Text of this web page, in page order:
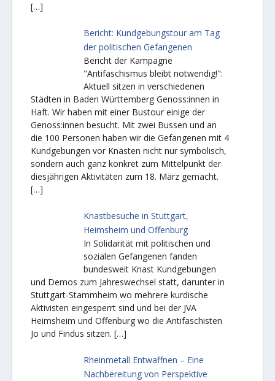
[…]
Bericht: Kundgebungstour am Tag
der politischen Gefangenen
Bericht der Kampagne
"Antifaschismus bleibt notwendig!":
Aktuell sitzen in verschiedenen
Städten in Baden Württemberg Genoss:innen in
Haft. Wir haben mit einer Bustour einige der
Genoss:innen besucht. Mit zwei Bussen und an
die 100 Personen haben wir die Gefangenen mit 4
Kundgebungen vor Knästen nicht nur symbolisch,
sondern auch ganz konkret zum Mittelpunkt der
diesjährigen Aktivitäten zum 18. März gemacht.
[…]
Knastbesuche in Stuttgart,
Heimsheim und Offenburg
In Solidarität mit politischen und
sozialen Gefangenen fanden
bundesweit Knast Kundgebungen
und Demos zum Jahreswechsel statt, darunter in
Stuttgart-Stammheim wo mehrere kurdische
Aktivisten eingesperrt sind und bei der JVA
Heimsheim und Offenburg wo die Antifaschisten
Jo und Findus sitzen. […]
Rheinmetall Entwaffnen – Eine
Nachbereitung von Perspektive